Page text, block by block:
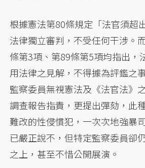
根據憲法第80條規定「法官須超
法律獨立審判，不受任何干涉。
條第3項、第89條第5項均指出，
用法律之見解，不得據為評鑑之
監察委員無視憲法及《法官法》
調查報告指責，更提出彈劾，此
難改的性侵慣犯，一次次地強暴
已嚴正說不，但特定監察委員卻
之上，甚至不惜公開展演。